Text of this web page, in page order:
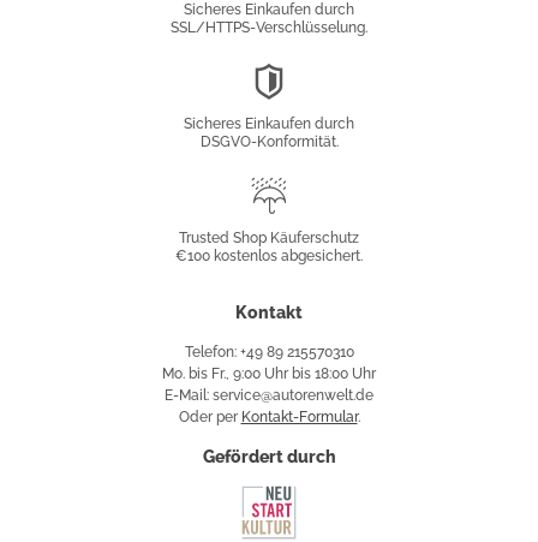
Sicheres Einkaufen durch
SSL/HTTPS-Verschlüsselung.
Sicheres Einkaufen durch
DSGVO-Konformität.
Käuferschutz
Trusted Shop Käuferschutz
€100 kostenlos abgesichert.
Kontakt
Telefon: +49 89 215570310
Mo. bis Fr., 9:00 Uhr bis 18:00 Uhr
E-Mail: service@autorenwelt.de
Oder per Kontakt-Formular.
Gefördert durch